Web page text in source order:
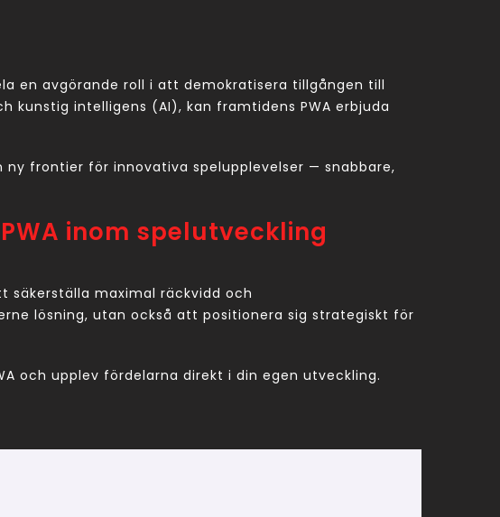
en avgörande roll i att demokratisera tillgången till
kunstig intelligens (AI), kan framtidens PWA erbjuda
frontier för innovativa spelupplevelser — snabbare,
inom spelutveckling
säkerställa maximal räckvidd och
lösning, utan också att positionera sig strategiskt för
och upplev fördelarna direkt i din egen utveckling.